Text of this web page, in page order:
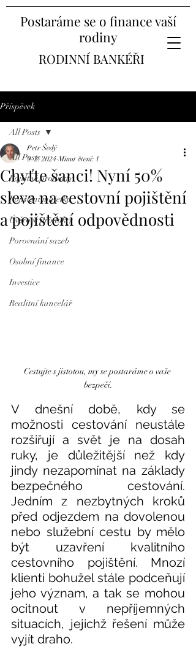
RODINNÍ BANKÉŘI
Postaráme se o finance vaší
rodiny
Příspěvek
All Posts
Pojistné produkty
Pojištění majetku
Úvěrové produkty
Porovnání sazeb
Osobní finance
Investice
Realitní kancelář
All Posts
Chyťte šanci! Nyní 50%
sleva na cestovní pojištění
a pojištění odpovědnosti
Petr Šedý
9. 2. 2024 Minut čtení: 1
Cestujte s jistotou, my se postaráme o vaše
bezpečí.
V dnešní době, kdy se
možnosti cestování neustále
rozšiřují a svět je na dosah
ruky, je důležitější než kdy
jindy nezapomínat na základy
bezpečného cestování.
Jedním z nezbytných kroků
před odjezdem na dovolenou
nebo služební cestu by mělo
být uzavření kvalitního
cestovního pojištění. Mnozí
klienti bohužel stále podceňují
jeho význam, a tak se mohou
ocitnout v nepříjemných
situacích, jejichž řešení může
vyjít draho.